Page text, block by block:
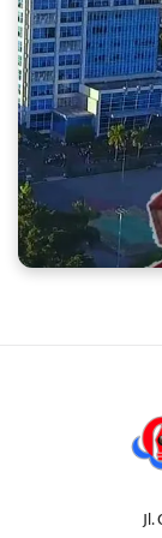
Jl.